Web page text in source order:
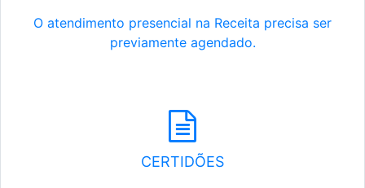
O atendimento presencial na Receita precisa ser
previamente agendado.
CERTIDÕES